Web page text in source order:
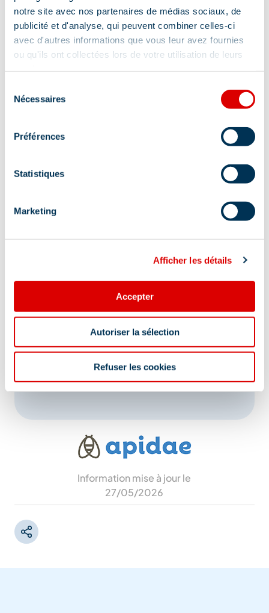
notre site avec nos partenaires de médias sociaux, de
publicité et d'analyse, qui peuvent combiner celles-ci
avec d'autres informations que vous leur avez fournies
ou qu'ils ont collectées lors de votre utilisation de leurs
Nécessaires
Préférences
Statistiques
Marketing
Afficher les détails
Accepter
Autoriser la sélection
Refuser les cookies
Altiport, 73550 Méribel
Départ de l’arrêt navette de l’Altiport puis
avancer tout droit derrière les résidences de
l'Altiport pour trouver le départ du sentier
Information mise à jour le
27/05/2026